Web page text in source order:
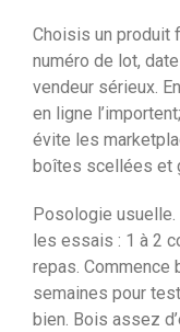
Choisis un produit
numéro de lot,
vendeur sérieux.
en ligne
évite les
boîtes scellées et
Posologie
les essais : 1 à 2
repas. Commence
semaines pour
bien. Bois assez